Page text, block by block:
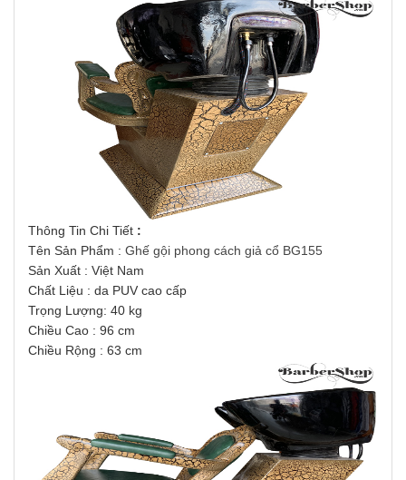
Thông Tin Chi Tiết :
Tên Sản Phẩm : Ghế gội phong cách giả cổ BG155
Sản Xuất : Việt Nam
Chất Liệu : da PUV cao cấp
Trọng Lượng: 40 kg
Chiều Cao : 96 cm
Chiều Rộng : 63 cm